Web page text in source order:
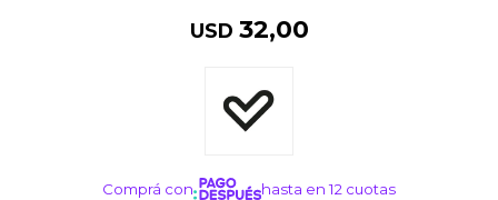
USD 32,00
Comprá con
hasta en 12 cuotas